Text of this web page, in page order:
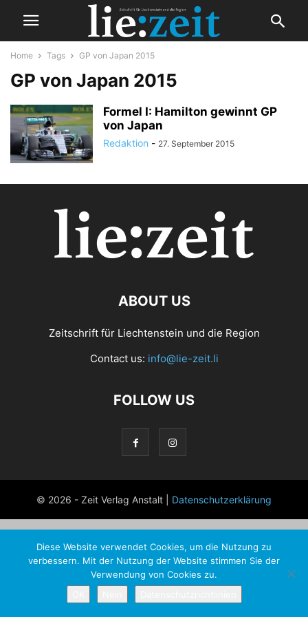
Home Tags GP von Japan 2015
GP von Japan 2015
Formel I: Hamilton gewinnt GP
von Japan
Redaktion - 27. September 2015
ABOUT US
Zeitschrift für Liechtenstein und die Region
Contact us: info@lie-zeit.li
FOLLOW US
© 2026 - Zeit Verlag Anstalt | Datenschutzerklärung
Diese Website verwendet Cookies, um die Nutzung zu
verbessern. Mit der Nutzung der Website stimmen Sie der
Verwendung von Cookies zu.